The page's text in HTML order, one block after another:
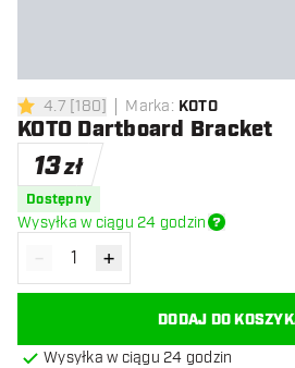
4.7 gwiazdki oceny
4.7 [180] Marka: KOTO
KOTO Dartboard Bracket
13zł
Dostępny
Wysyłka w ciągu 24 godzin
Zmniejsz ilość
- Zwiększ ilość
+
DODAJ DO
Wysyłka w ciągu 24 godzin